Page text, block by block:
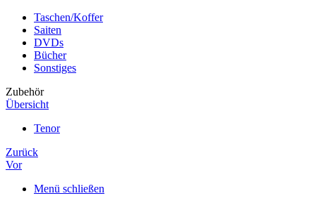
Taschen/Koffer
Saiten
DVDs
Bücher
Sonstiges
Zubehör
Übersicht
Tenor
Zurück
Vor
Menü schließen